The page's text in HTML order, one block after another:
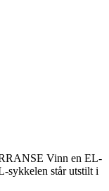
Vinn en EL-
sykkelen står utstilt i